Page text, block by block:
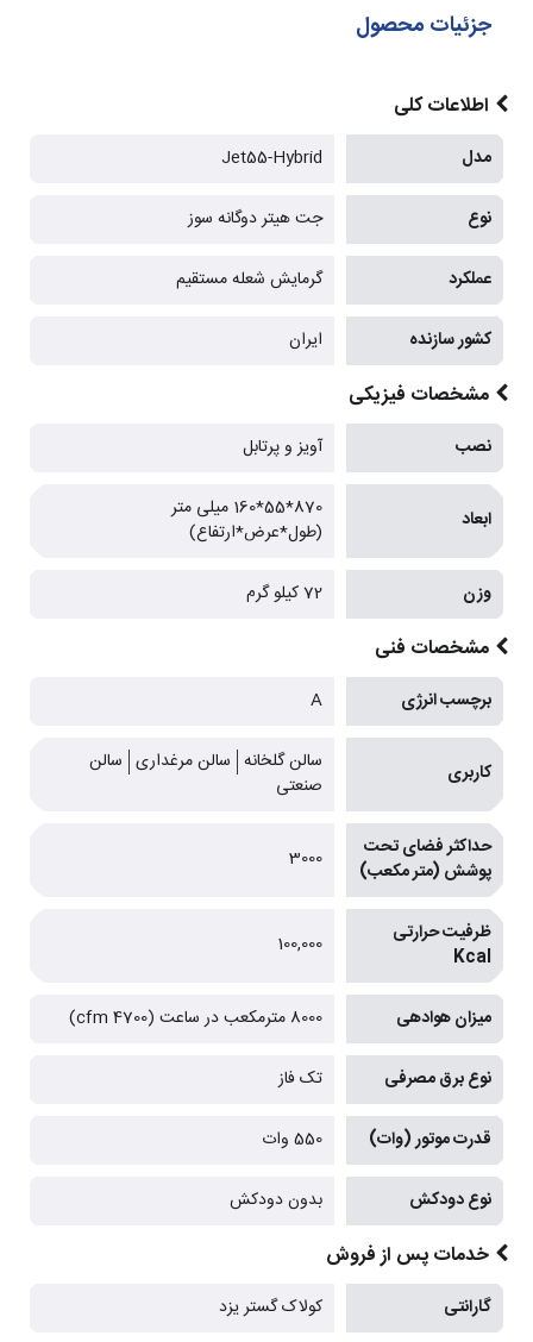
جزئیات محصول
اطلاعات کلی
مدل Jet55-Hybrid
نوع جت هیتر دوگانه سوز
عملکرد گرمایش شعله مستقیم
کشور سازنده ایران
مشخصات فیزیکی
نصب آویز و پرتابل
ابعاد
870*55*160 میلی متر
(طول*عرض*ارتفاع)
وزن 72 کیلو گرم
مشخصات فنی
برچسب انرژی A
کاربری سالن گلخانه سالن مرغداری سالن
صنعتی
حداکثر فضای تحت
پوشش (متر مکعب)
3000
ظرفیت حرارتی
Kcal
100,000
میزان هوادهی 8000 مترمکعب در ساعت (4700 cfm)
نوع برق مصرفی تک فاز
قدرت موتور (وات) 550 وات
نوع دودکش بدون دودکش
خدمات پس از فروش
گارانتی کولاک گستر یزد